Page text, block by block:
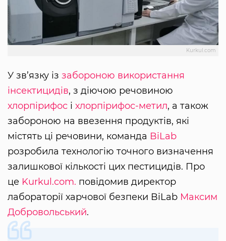
Kurkul.com
У зв’язку із забороною використання
інсектицидів, з діючою речовиною
хлорпірифос і хлорпірифос-метил, а також
забороною на ввезення продуктів, які
містять ці речовини, команда BiLab
розробила технологію точного визначення
залишкової кількості цих пестицидів. Про
це Kurkul.com. повідомив директор
лабораторії харчової безпеки BiLab Максим
Добровольський.